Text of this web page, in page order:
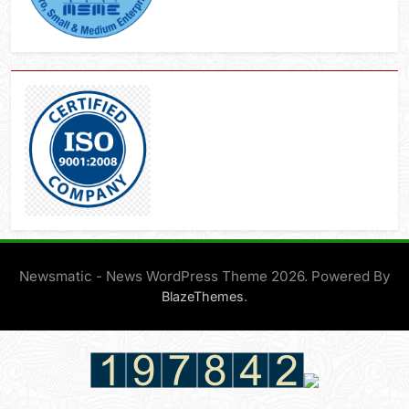
Newsmatic - News WordPress Theme 2026. Powered By
BlazeThemes.